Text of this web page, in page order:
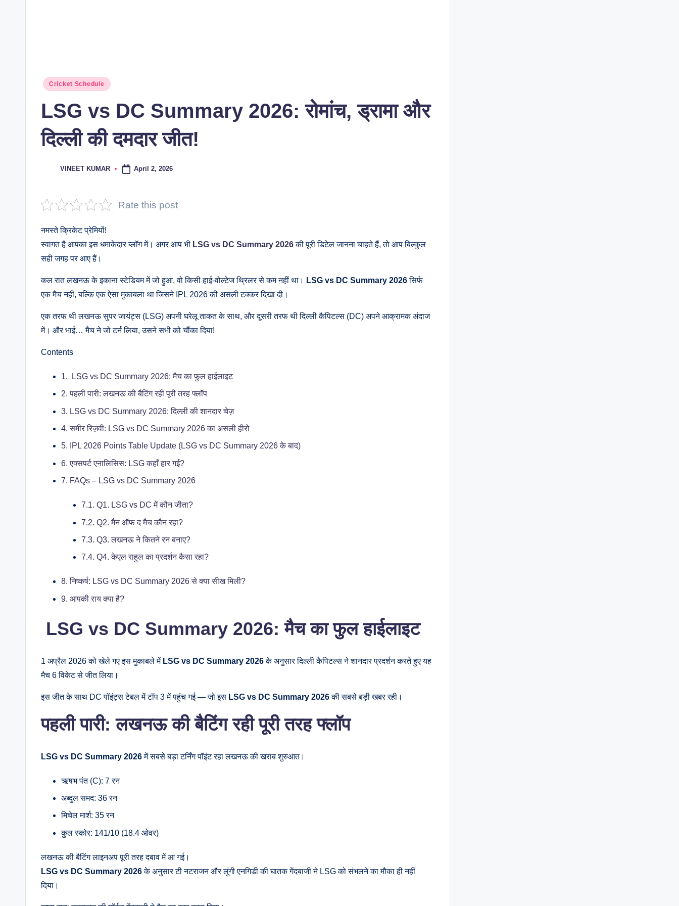
Posted
Cricket Schedule
LSG vs DC Summary 2026: रोमांच, ड्रामा और
दिल्ली की दमदार जीत!
PostedVINEET KUMAR April 2, 2026
Rate this post
नमस्ते क्रिकेट प्रेमियों!
स्वागत है आपका इस धमाकेदार ब्लॉग में। अगर आप भी LSG vs DC Summary 2026की पूरी डिटेल जानना चाहते हैं, तो आप बिल्कुल
सही जगह पर आए हैं।
कल रात लखनऊ के इकाना स्टेडियम में जो हुआ, वो किसी हाई-वोल्टेज थ्रिलर से कम नहीं था। LSG vs DC Summary 2026सिर्फ
एक मैच नहीं, बल्कि एक ऐसा मुकाबला था जिसने IPL 2026 की असली टक्कर दिखा दी।
एक तरफ थी लखनऊ सुपर जायंट्स (LSG) अपनी घरेलू ताकत के साथ, और दूसरी तरफ थी दिल्ली कैपिटल्स (DC) अपने आक्रामक अंदाज
में। और भाई… मैच ने जो टर्न लिया, उसने सभी को चौंका दिया!
Contents
1. LSG vs DC Summary 2026: मैच का फुल हाईलाइट
2. पहली पारी: लखनऊ की बैटिंग रही पूरी तरह फ्लॉप
3. LSG vs DC Summary 2026: दिल्ली की शानदार चेज़
4. समीर रिज़वी: LSG vs DC Summary 2026 का असली हीरो
5. IPL 2026 Points Table Update (LSG vs DC Summary 2026 के बाद)
6. एक्सपर्ट एनालिसिस: LSG कहाँ हार गई?
7. FAQs – LSG vs DC Summary 2026
7.1. Q1. LSG vs DC में कौन जीता?
7.2. Q2. मैन ऑफ द मैच कौन रहा?
7.3. Q3. लखनऊ ने कितने रन बनाए?
7.4. Q4. केएल राहुल का प्रदर्शन कैसा रहा?
8. निष्कर्ष: LSG vs DC Summary 2026 से क्या सीख मिली?
9. आपकी राय क्या है?
LSG vs DC Summary 2026: मैच का फुल हाईलाइट
1 अप्रैल 2026 को खेले गए इस मुकाबले में LSG vs DC Summary 2026के अनुसार दिल्ली कैपिटल्स ने शानदार प्रदर्शन करते हुए यह
मैच 6 विकेट से जीत लिया।
इस जीत के साथ DC पॉइंट्स टेबल में टॉप 3 में पहुंच गई — जो इस LSG vs DC Summary 2026की सबसे बड़ी खबर रही।
पहली पारी: लखनऊ की बैटिंग रही पूरी तरह फ्लॉप
LSG vs DC Summary 2026में सबसे बड़ा टर्निंग पॉइंट रहा लखनऊ की खराब शुरुआत।
ऋषभ पंत (C): 7 रन
अब्दुल समद: 36 रन
मिचेल मार्श: 35 रन
कुल स्कोर: 141/10 (18.4 ओवर)
लखनऊ की बैटिंग लाइनअप पूरी तरह दबाव में आ गई।
LSG vs DC Summary 2026के अनुसार टी नटराजन और लुंगी एनगिडी की घातक गेंदबाजी ने LSG को संभलने का मौका ही नहीं
दिया।